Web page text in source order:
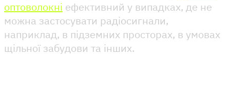
оптоволокні ефективний у випадках, де не
можна застосувати радіосигнали,
наприклад, в підземних просторах, в умовах
щільної забудови та інших.